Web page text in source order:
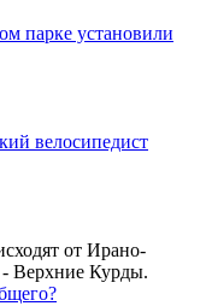
парке установили
велосипедист
от Ирано-
Верхние Курды.